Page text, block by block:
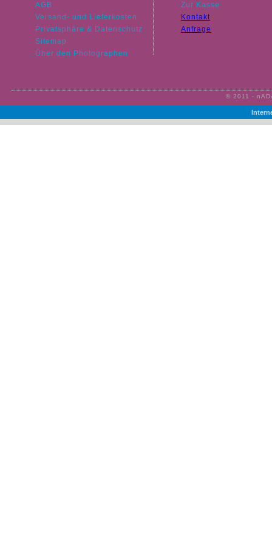
AGB
Versand- und Lieferkosten
Privatsphäre & Datenschutz
Sitemap
Über den Photographen
Zur Kasse
Kontakt
Anfrage
© 2011 -